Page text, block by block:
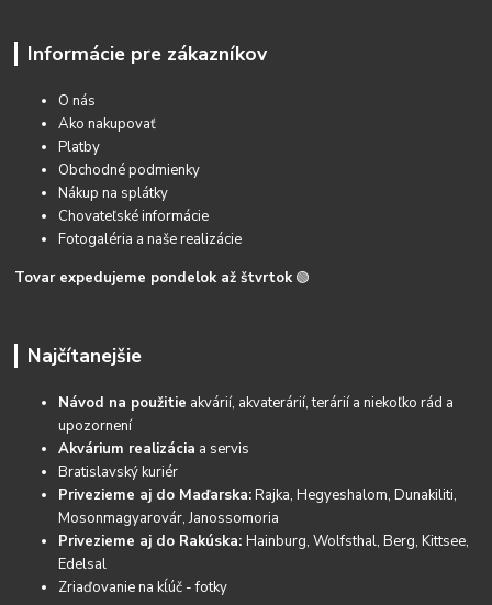
Informácie pre zákazníkov
O nás
Ako nakupovať
Platby
Obchodné podmienky
Nákup na splátky
Chovateľské informácie
Fotogaléria a naše realizácie
Tovar expedujeme pondelok až štvrtok 🟢
Najčítanejšie
Návod na použitie akvárií, akvaterárií, terárií a niekoľko rád a
upozornení
Akvárium realizácia a servis
Bratislavský kuriér
Privezieme aj do Maďarska:Rajka, Hegyeshalom, Dunakiliti,
Mosonmagyarovár, Janossomoria
Privezieme aj do Rakúska:Hainburg, Wolfsthal, Berg, Kittsee,
Edelsal
Zriaďovanie na kĺúč - fotky